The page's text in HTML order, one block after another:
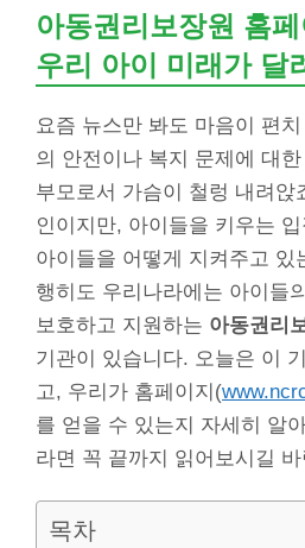
아동권리보장원 홈
우리 아이 미래가 달
요즘 뉴스만 봐도 마음이 편
의 안전이나 복지 문제에 대
부모로서 가슴이 철렁 내려앉
인이지만, 아이들을 키우는
아이들을 어떻게 지켜주고 있
행히도 우리나라에는 아이들
보호하고 지원하는 아동권리
기관이 있습니다. 오늘은 이
고, 우리가 홈페이지(
를 얻을 수 있는지 자세히 알
라면 꼭 끝까지 읽어보시길
목차